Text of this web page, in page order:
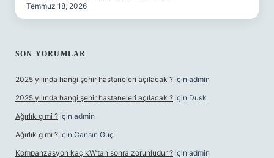
Temmuz 18, 2026
SON YORUMLAR
2025 yılında hangi şehir hastaneleri açılacak ? için admin
2025 yılında hangi şehir hastaneleri açılacak ? için Dusk
Ağırlık g mi ? için admin
Ağırlık g mi ? için Cansın Güç
Kompanzasyon kaç kW’tan sonra zorunludur ? için admin